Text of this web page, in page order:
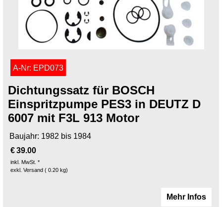
A-Nr: EPD073
Dichtungssatz für BOSCH
Einspritzpumpe PES3 in DEUTZ D
6007 mit F3L 913 Motor
Baujahr: 1982 bis 1984
€39.00
inkl. MwSt. *
exkl. Versand
0.20 kg
Mehr Infos